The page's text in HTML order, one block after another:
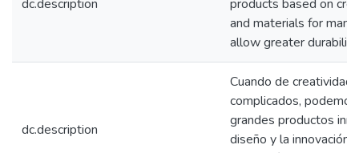
dc.description
products based on
and materials for
allow greater
dc.description
Cuando de
complicados,
grandes productos
diseño y la innovación